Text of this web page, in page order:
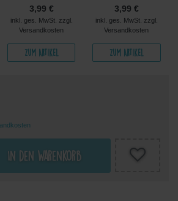
3,99 €
inkl. ges. MwSt. zzgl.
Versandkosten
Zum Artikel
3,99 €
inkl. ges. MwSt. zzgl.
Versandkosten
Zum Artikel
In den Warenkorb